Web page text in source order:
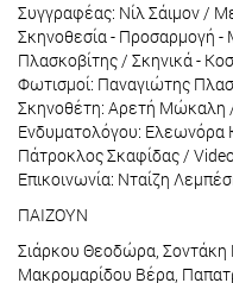
Συγγραφέας: Νίλ Σάιμον /
Σκηνοθεσία - Προσαρμογή -
Πλασκοβίτης / Σκηνικά -
Φωτισμοί: Παναγιώτης
Σκηνοθέτη: Αρετή Μώκαλη
Ενδυματολόγου:
Πάτροκλος Σκαφίδας /
Επικοινωνία: Νταίζη
ΠΑΙΖΟΥΝ
Σιάρκου Θεοδώρα,
Μακρομαρίδου Βέρα,